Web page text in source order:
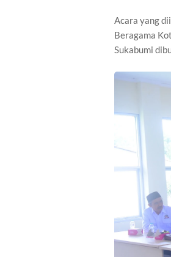
Acara yang
Beragama
Sukabumi